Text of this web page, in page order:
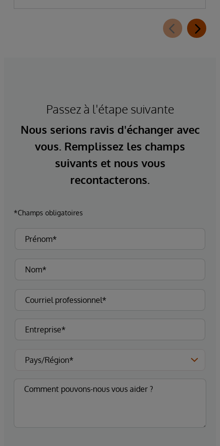
Passez à l'étape suivante
Nous serions ravis d'échanger avec
vous. Remplissez les champs
suivants et nous vous
recontacterons.
*Champs obligatoires